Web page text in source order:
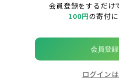
会員登録をするだけ
100円の寄付に
会員登
ログイン